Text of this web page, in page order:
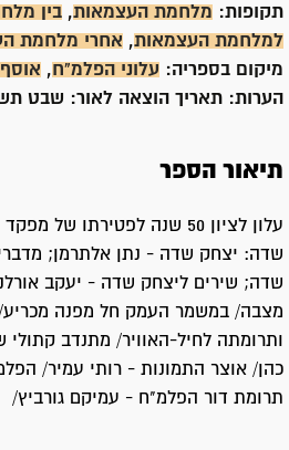
תקופות: מלחמת העצמאות, בין
למלחמת העצמאות, אחרי מלחמת
מיקום בספריה: עלוני הפלמ"ח , אוסף
הערות: תאריך הוצאה לאור: שבט
תיאור הספר
עלון לציון 50 שנה לפטירתו
שדה: יצחק שדה - נתן אלתרמן;
שדה; שירים ליצחק שדה - יעקב
מצבה/ במשמר העמק חל מפנה
ותרומתה לחיל-האוויר/ מתנדב
כהן/ אוצר התמונות - רותי עמיר/
תרומת דור הפלמ"ח - עמיקם גורביץ/